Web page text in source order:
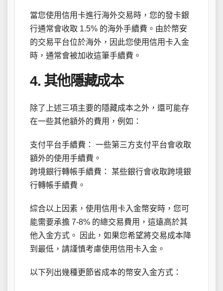
當您使用信用卡進行海外交易時，您的發卡銀
行通常會收取 1.5% 的海外手續費。由於幣安
的交易平台位於海外，因此您使用信用卡入金
時，通常會被加收這筆手續費。
4. 其他隱藏成本
除了上述三項主要的隱藏成本之外，還可能存
在一些其他額外的費用，例如：
支付平台手續費： 一些第三方支付平台會收取
額外的使用手續費。
跨境銀行轉帳手續費： 某些銀行會收取跨境銀
行轉帳手續費。
綜合以上因素，使用信用卡入金幣安時，您可
能需要承擔 7-8% 的總交易費用，這遠高於其
他入金方式。 因此，如果您希望將交易成本降
到最低，請謹慎考慮使用信用卡入金。
以下列出幾種更節省成本的幣安入金方式：